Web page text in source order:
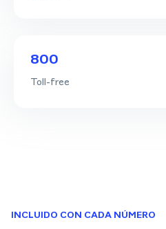
800
Toll-free
INCLUIDO CON CADA NÚMERO